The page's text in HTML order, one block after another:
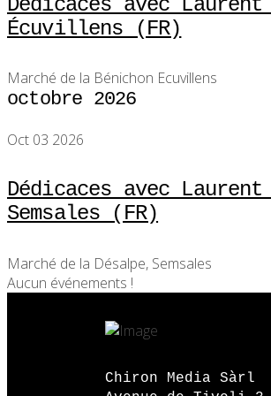
Écuvillens (FR)
Marché de la Bénichon Ecuvillens
octobre 2026
Oct 03 2026
Dédicaces avec
Semsales (FR)
Marché de la Désalpe, Semsales
Aucun événements !
Chiron Media Sàrl